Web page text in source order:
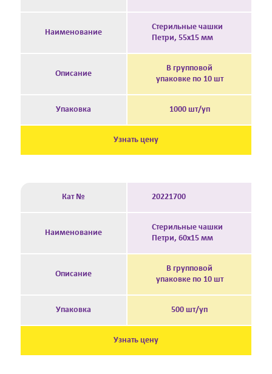
Наименование
Стерильные чашки
Петри, 55х15 мм
Описание
В групповой
упаковке по 10 шт
Упаковка 1000 шт/уп
Узнать цену
Кат № 20221700
Наименование
Стерильные чашки
Петри, 60х15 мм
Описание
В групповой
упаковке по 10 шт
Упаковка 500 шт/уп
Узнать цену